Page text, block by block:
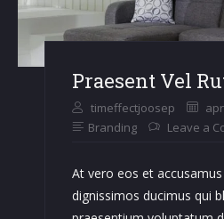
Praesent Vel
timeffectjoosep
Branding
Leave a
At vero eos et
dignissimos ducimus qui